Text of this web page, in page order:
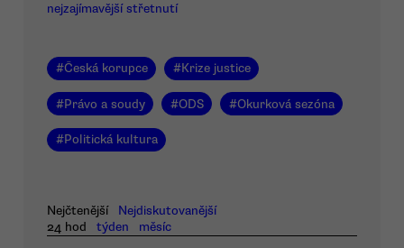
nejzajímavější střetnutí
#Česká korupce #Krize justice
#Právo a soudy #ODS #Okurková sezóna
#Politická kultura
Nejčtenější
Nejdiskutovanější
24 hod
týden měsíc